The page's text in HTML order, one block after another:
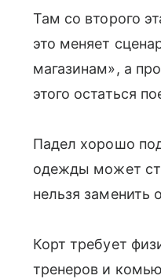
Там со второго
это меняет
магазинам», а
этого остаться
Падел хорошо
одежды может
нельзя заменить
Корт требует
тренеров и